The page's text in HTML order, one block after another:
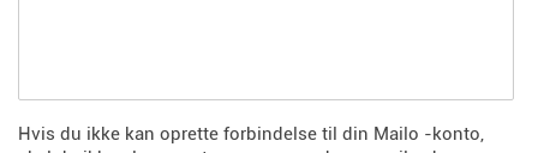
Hvis du ikke kan oprette forbindelse til din Mailo -konto,